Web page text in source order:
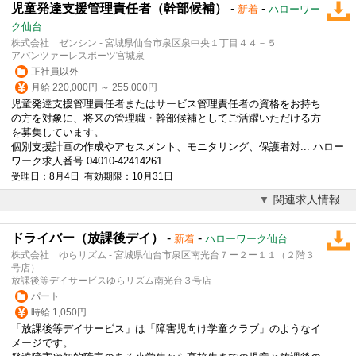
児童発達支援管理責任者（幹部候補） - 新着 - ハローワー
ク仙台
株式会社 ゼンシン - 宮城県仙台市泉区泉中央１丁目４４－５
アバンツァーレスポーツ宮城泉
正社員以外
月給 220,000円 ～ 255,000円
児童発達支援管理責任者またはサービス管理責任者の資格をお持ち
の方を対象に、将来の管理職・幹部候補としてご活躍いただける方
を募集しています。
個別支援計画の作成やアセスメント、モニタリング、保護者対... ハロー
ワーク求人番号 04010-42414261
受理日：8月4日 有効期限：10月31日
関連求人情報
ドライバー（放課後デイ） - 新着 - ハローワーク仙台
株式会社 ゆらリズム - 宮城県仙台市泉区南光台７ー２ー１１（２階３
号店）
放課後等デイサービスゆらリズム南光台３号店
パート
時給 1,050円
「 放課後等デイサービス 」は「障害児向け学童クラブ」のようなイ
メージです。